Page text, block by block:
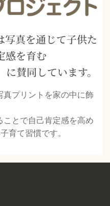
写真を通じて子供た
感を育む
に賛同しています。
真プリントを家の中に飾
とで自己肯定感を高め
育て習慣です。